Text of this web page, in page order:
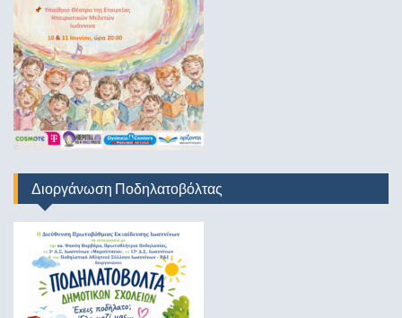
Διοργάνωση Ποδηλατοβόλτας